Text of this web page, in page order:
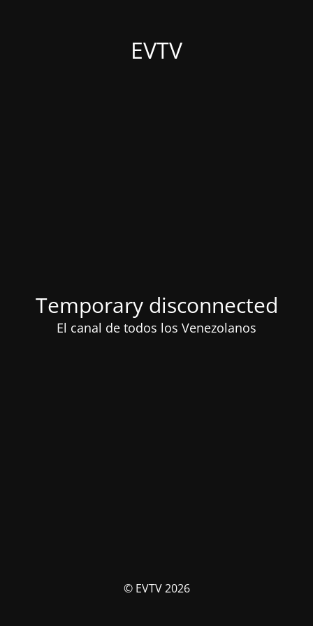
EVTV
Temporary disconnected
El canal de todos los Venezolanos
© EVTV 2026